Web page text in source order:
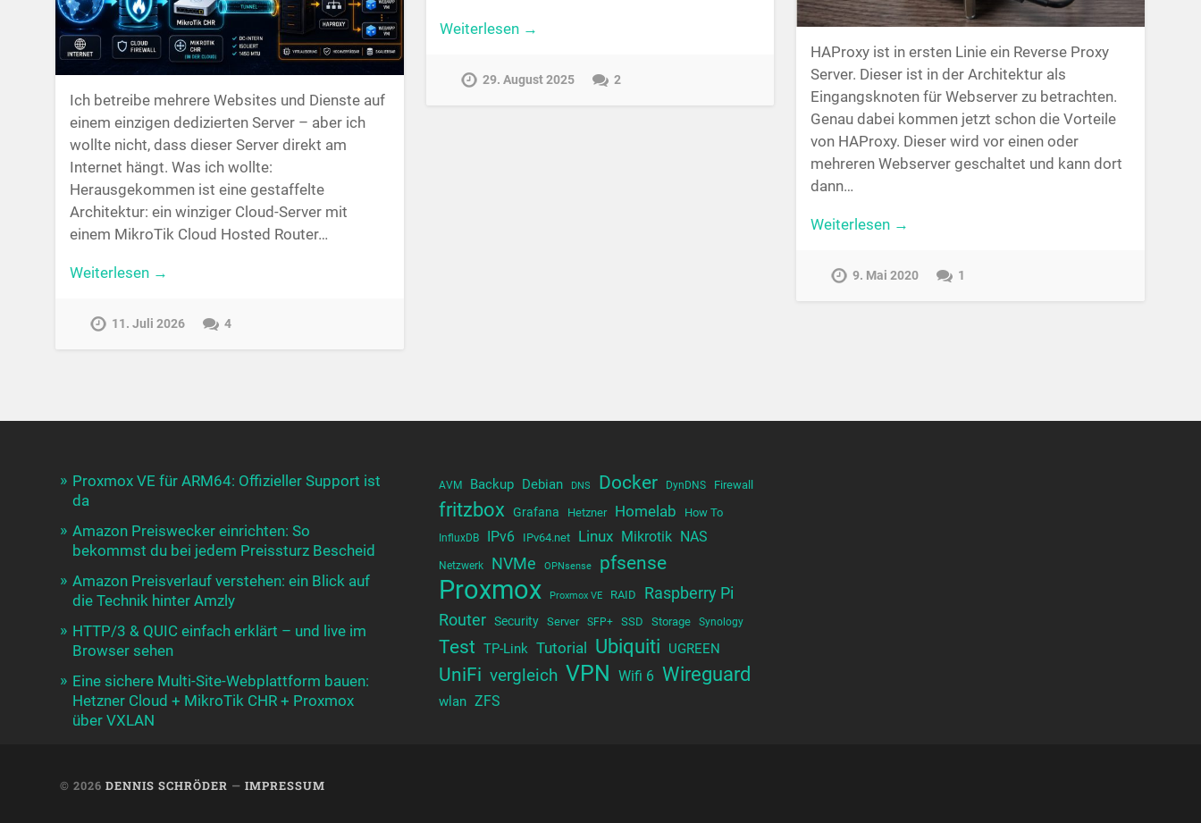
Ich betreibe mehrere Websites und Dienste auf
einem einzigen dedizierten Server – aber ich
wollte nicht, dass dieser Server direkt am
Internet hängt. Was ich wollte:
Herausgekommen ist eine gestaffelte
Architektur: ein winziger Cloud-Server mit
einem MikroTik Cloud Hosted Router…
Weiterlesen →
11. Juli 2026 4
Weiterlesen →
29. August 2025 2
HAProxy ist in ersten Linie ein Reverse Proxy
Server. Dieser ist in der Architektur als
Eingangsknoten für Webserver zu betrachten.
Genau dabei kommen jetzt schon die Vorteile
von HAProxy. Dieser wird vor einen oder
mehreren Webserver geschaltet und kann dort
dann…
Weiterlesen →
9. Mai 2020 1
Proxmox VE für ARM64: Offizieller Support ist
da
Amazon Preiswecker einrichten: So
bekommst du bei jedem Preissturz Bescheid
Amazon Preisverlauf verstehen: ein Blick auf
die Technik hinter Amzly
HTTP/3 & QUIC einfach erklärt – und live im
Browser sehen
Eine sichere Multi-Site-Webplattform bauen:
Hetzner Cloud + MikroTik CHR + Proxmox
über VXLAN
AVM Backup Debian DNS Docker DynDNS Firewall
fritzbox Grafana Hetzner Homelab How To
InfluxDB IPv6 IPv64.net Linux Mikrotik NAS
Netzwerk NVMe OPNsense pfsense
Proxmox Proxmox VE RAID
Raspberry Pi
Router Security Server SFP+ SSD Storage Synology
Test TP-Link Tutorial Ubiquiti UGREEN
UniFi vergleich VPN Wifi 6 Wireguard
wlan ZFS
© 2026DENNIS SCHRÖDER —IMPRESSUM